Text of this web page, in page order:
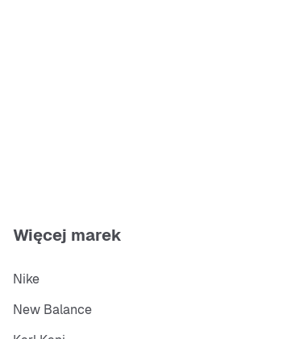
Więcej marek
Nike
New Balance